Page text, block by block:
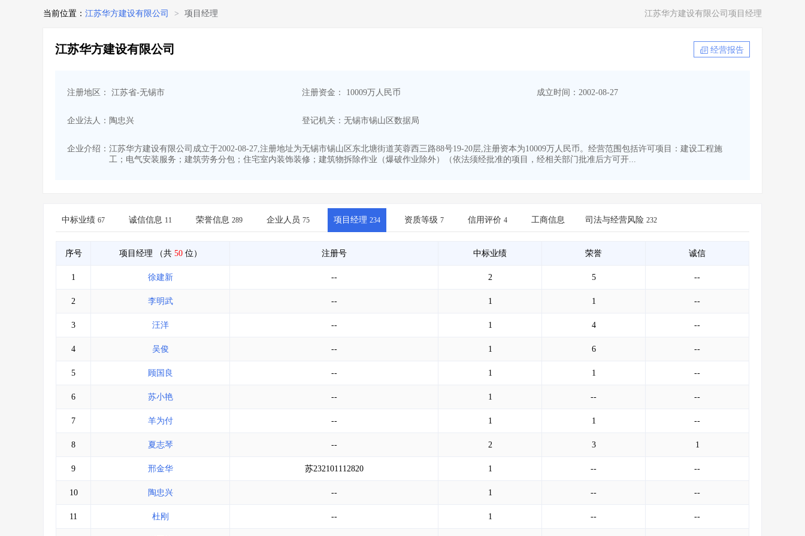
当前位置： 江苏华方建设有限公司 > 项目经理 江苏华方建设有限公司项目经理
江苏华方建设有限公司 经营报告
注册地区： 江苏省-无锡市 注册资金： 10009万人民币 成立时间：2002-08-27
企业法人：陶忠兴 登记机关：无锡市锡山区数据局
企业介绍： 江苏华方建设有限公司成立于2002-08-27,注册地址为无锡市锡山区东北塘街道芙蓉西三路88号19-20层,注册资本为10009万人民币。经营范围包括许可项目：建设工程施
工；电气安装服务；建筑劳务分包；住宅室内装饰装修；建筑物拆除作业（爆破作业除外）（依法须经批准的项目，经相关部门批准后方可开...
中标业绩 67 诚信信息 11 荣誉信息 289 企业人员 75 项目经理 234 资质等级 7 信用评价 4 工商信息 司法与经营风险 232
序号 项目经理 （共 50位） 注册号 中标业绩 荣誉 诚信
1 徐建新 -- 2 5 --
2 李明武 -- 1 1 --
3 汪洋 -- 1 4 --
4 吴俊 -- 1 6 --
5 顾国良 -- 1 1 --
6 苏小艳 -- 1 -- --
7 羊为付 -- 1 1 --
8 夏志琴 -- 2 3 1
9 邢金华 苏232101112820 1 -- --
10 陶忠兴 -- 1 -- --
11 杜刚 -- 1 -- --